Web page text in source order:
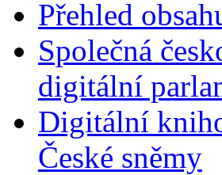
Přehled
Společná
digitální
Digitální
České sněmy